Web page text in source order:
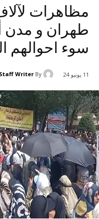
مظاهرات
طهران و مدن
سوء احوالهم
11 يونيو 24 By
Staff Writer